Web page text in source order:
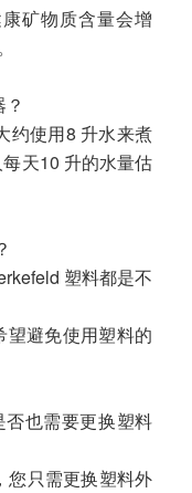
矿物质含量会增
约使用8 升水来煮
天10 升的水量估
塑料都是不
避免使用塑料的
也需要更换塑料
您只需更换塑料外